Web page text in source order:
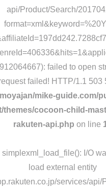
api/Product/Search/
failed to open
failed! HTTP/1.1 503
mike-guide.com/
themes/cocoon-child-
rakuten-api.php on line
simplexml_load_file(): I/O
load external entity
services/api/